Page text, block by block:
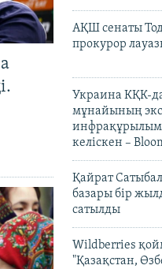
АҚШ сенаты
прокурор
Украина КҚК-
мұнайының
келіскен –
Қайрат
базары бір
сатылды
Wildberries
"Қазақстан,